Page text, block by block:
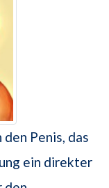
Penis, das
ein direkter